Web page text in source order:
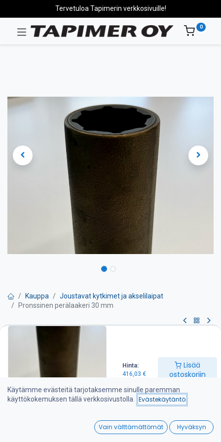
Hinta:
416,03 €
Lisää
ostoskoriin
Wishlist
Tervetuloa Tapimerin verkkosivuille!
0
Kauppa
Joustavat kytkimet ja akselilaipat
Pronssinen perälaakeri 30 mm
Pronssinen perälaakeri 30 mm
Perälaakeri Ø 30 mm potkuriakselille. Akselituki kiinnitetään
vannasputkeen kierteellä ja veneen runkoon pulteilla.
416,03€
Lisää ostoskoriin
Käytämme evästeitä tarjotaksemme sinulle paremman
käyttökokemuksen tällä verkkosivustolla.
Evästekäytäntö
Vain välttämättömät Hyväksyn